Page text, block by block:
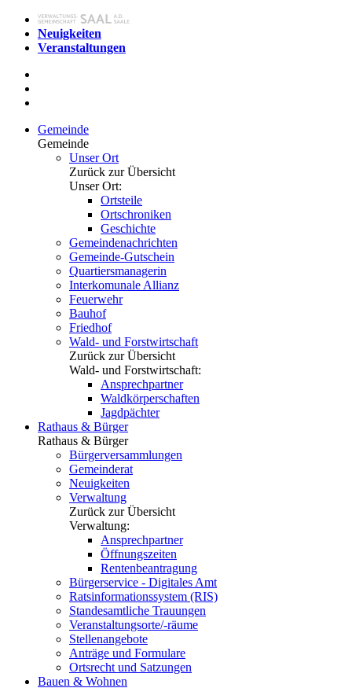
Neuigkeiten
Veranstaltungen
Gemeinde
Gemeinde
Unser Ort
Zurück zur Übersicht
Unser Ort:
Ortsteile
Ortschroniken
Geschichte
Gemeindenachrichten
Gemeinde-Gutschein
Quartiersmanagerin
Interkomunale Allianz
Feuerwehr
Bauhof
Friedhof
Wald- und Forstwirtschaft
Zurück zur Übersicht
Wald- und Forstwirtschaft:
Ansprechpartner
Waldkörperschaften
Jagdpächter
Rathaus & Bürger
Rathaus & Bürger
Bürgerversammlungen
Gemeinderat
Neuigkeiten
Verwaltung
Zurück zur Übersicht
Verwaltung:
Ansprechpartner
Öffnungszeiten
Rentenbeantragung
Bürgerservice - Digitales Amt
Ratsinformationssystem (RIS)
Standesamtliche Trauungen
Veranstaltungsorte/-räume
Stellenangebote
Anträge und Formulare
Ortsrecht und Satzungen
Bauen & Wohnen